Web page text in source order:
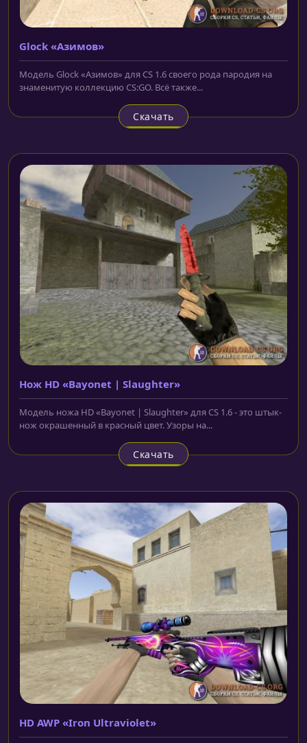
Glock «Азимов»
Модель Glock «Азимов» для CS 1.6 своего рода пародия на
знаменитую коллекцию CS:GO. Всё также...
Скачать
Нож HD «Bayonet | Slaughter»
Модель ножа HD «Bayonet | Slaughter» для CS 1.6 - это штык-
нож окрашенный в красный цвет. Узоры на...
Скачать
HD AWP «Iron Ultraviolet»